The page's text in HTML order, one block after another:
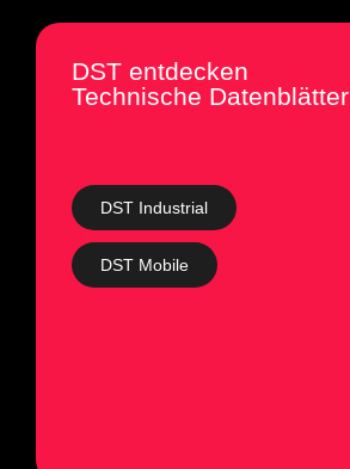
DST entdecken
Technische Datenblätter
DST Industrial
DST Mobile